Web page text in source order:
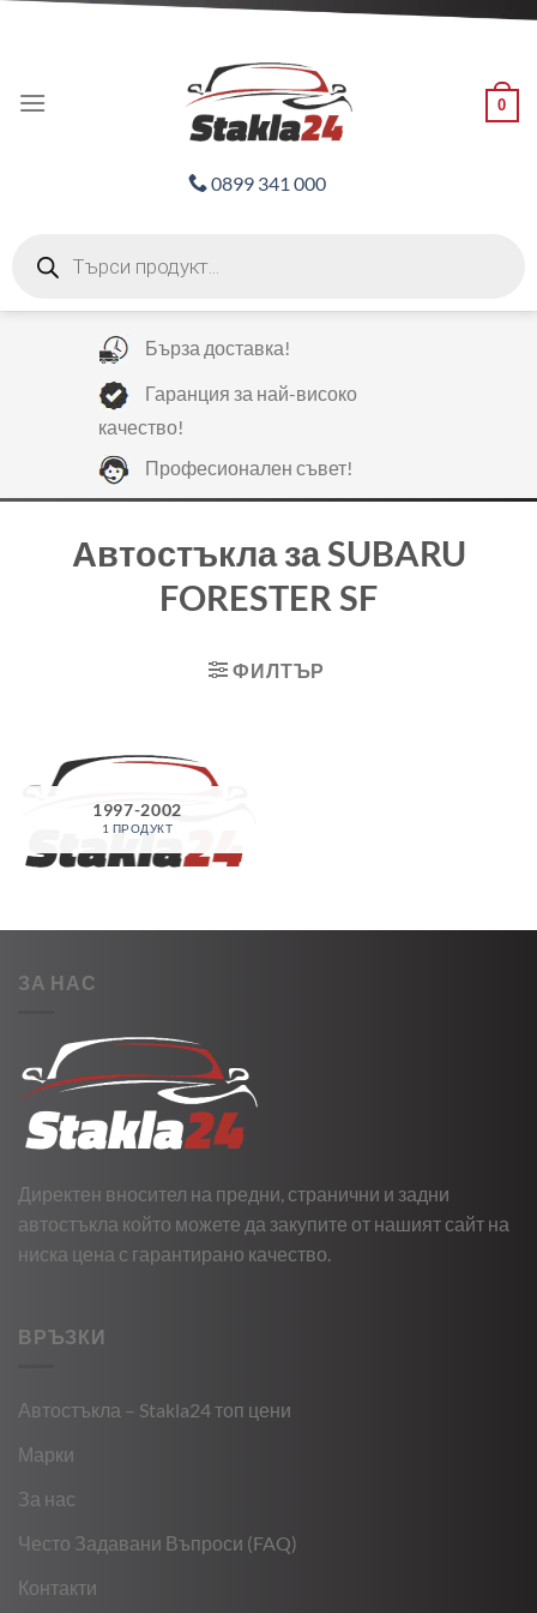
0
0899 341 000
search
Бърза доставка!
Гаранция за най-високо
качество!
Професионален съвет!
Автостъкла за SUBARU
FORESTER SF
ФИЛТЪР
1997-2002
1 ПРОДУКТ
ЗА НАС
Директен вносител на предни, странични и задни
автостъкла който можете да закупите от нашият сайт на
ниска цена с гарантирано качество.
ВРЪЗКИ
Автостъкла – Stakla24 топ цени
Марки
За нас
Често Задавани Въпроси (FAQ)
Контакти